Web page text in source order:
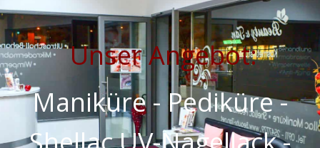
Unser Angebot:
Maniküre - Pediküre -